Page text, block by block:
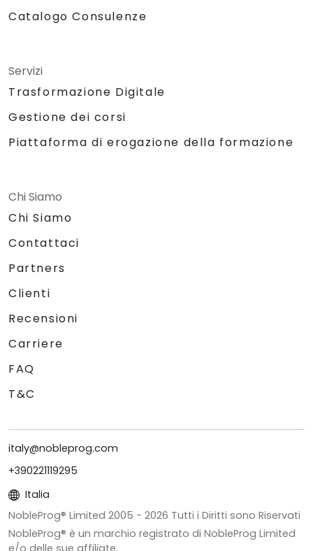
Catalogo Consulenze
Servizi
Trasformazione Digitale
Gestione dei corsi
Piattaforma di erogazione della formazione
Chi Siamo
Chi Siamo
Contattaci
Partners
Clienti
Recensioni
Carriere
FAQ
T&C
italy@nobleprog.com
+390221119295
Italia
NobleProg® Limited 2005 - 2026 Tutti i Diritti sono Riservati
NobleProg® è un marchio registrato di NobleProg Limited
e/o delle sue affiliate.